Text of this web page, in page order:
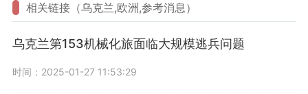
相关链接（乌克兰,欧洲,参考消息）
乌克兰第153机械化旅面临大规模逃兵问题
时间：2025-01-27 11:53:29